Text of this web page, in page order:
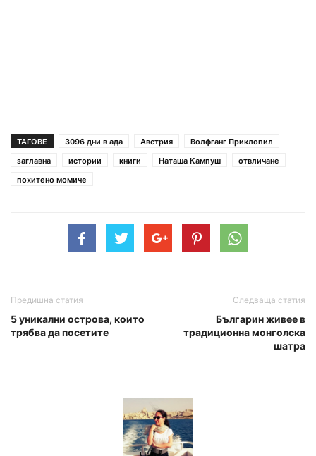
ТАГОВЕ 3096 дни в ада Австрия
Волфганг Приклопил
заглавна
истории книги Наташа Кампуш
отвличане
похитено момиче
Предишна статия
5 уникални острова, които
трябва да посетите
Следваща статия
Българин живее в
традиционна монголска
шатра